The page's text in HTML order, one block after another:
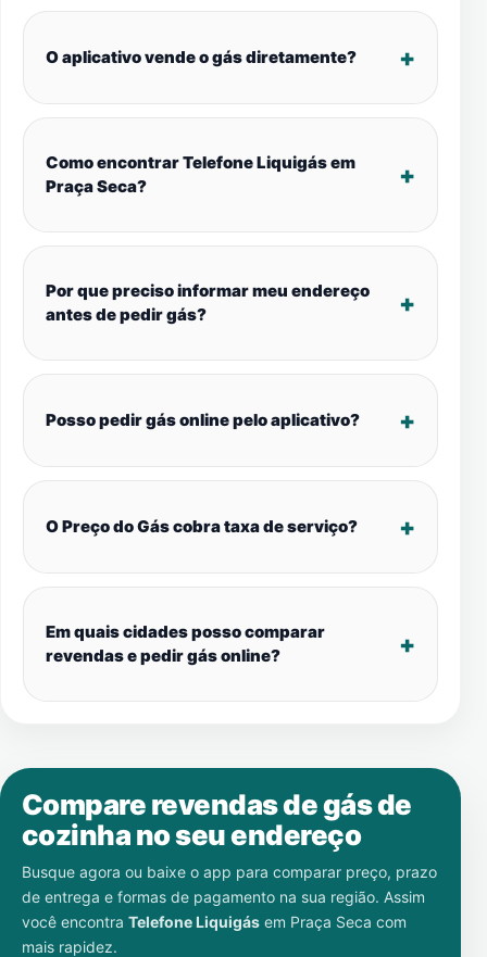
O aplicativo vende o gás diretamente?
Como encontrar Telefone Liquigás em
Praça Seca?
Por que preciso informar meu endereço
antes de pedir gás?
Posso pedir gás online pelo aplicativo?
O Preço do Gás cobra taxa de serviço?
Em quais cidades posso comparar
revendas e pedir gás online?
Compare revendas de gás de
cozinha no seu endereço
Busque agora ou baixe o app para comparar preço, prazo
de entrega e formas de pagamento na sua região. Assim
você encontra Telefone Liquigás em Praça Seca com
mais rapidez.